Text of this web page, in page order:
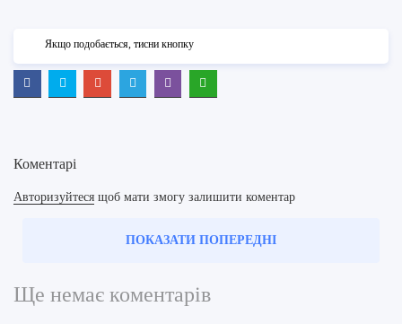
Якщо подобається, тисни кнопку
Коментарі
Авторизуйтеся щоб мати змогу залишити коментар
ПОКАЗАТИ ПОПЕРЕДНІ
Ще немає коментарів